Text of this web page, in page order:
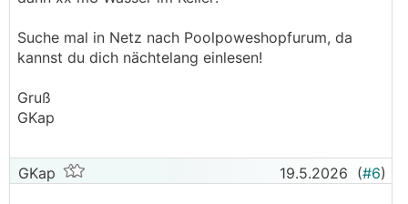
Suche mal in Netz nach Poolpoweshopfurum, da
kannst du dich nächtelang einlesen!
Gruß
GKap
GKap 19.5.2026 (#6)